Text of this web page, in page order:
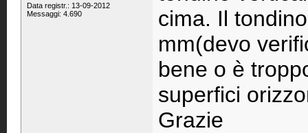
Data registr.: 13-09-2012
Messaggi: 4.690
cima. Il
mm(devo
bene o è
superfici
Grazie